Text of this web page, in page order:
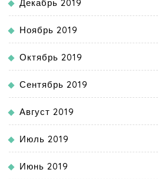
Декабрь 2019
Ноябрь 2019
Октябрь 2019
Сентябрь 2019
Август 2019
Июль 2019
Июнь 2019